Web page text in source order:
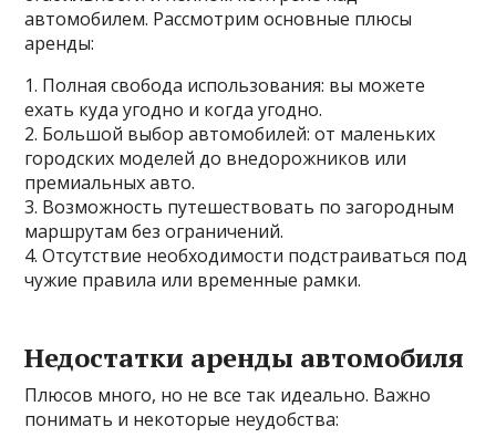
автомобилем. Рассмотрим основные плюсы
аренды:
1. Полная свобода использования: вы можете
ехать куда угодно и когда угодно.
2. Большой выбор автомобилей: от маленьких
городских моделей до внедорожников или
премиальных авто.
3. Возможность путешествовать по загородным
маршрутам без ограничений.
4. Отсутствие необходимости подстраиваться под
чужие правила или временные рамки.
Недостатки аренды автомобиля
Плюсов много, но не все так идеально. Важно
понимать и некоторые неудобства: